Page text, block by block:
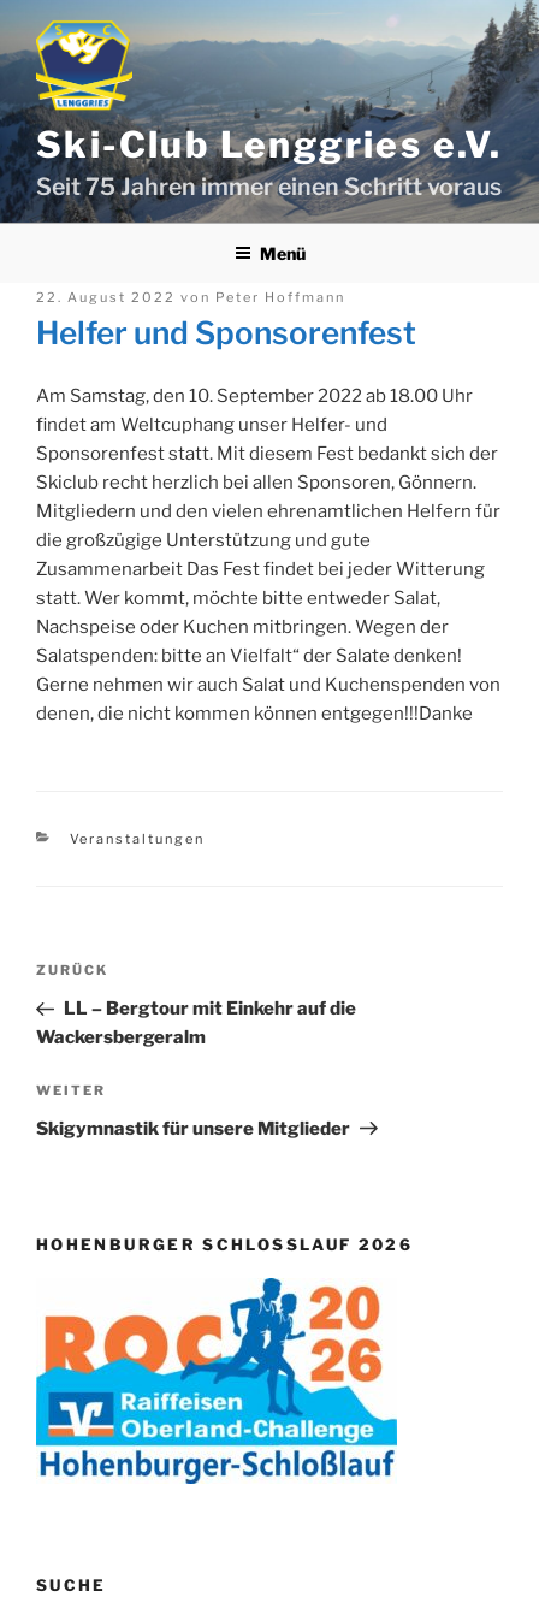
Inhalt
springen
Ski-Club Lenggries e.V.
Seit 75 Jahren immer einen Schritt voraus
Menü
Veröffentlicht
am
22. August 2022 von Peter Hoffmann
Helfer und Sponsorenfest
Am Samstag, den 10. September 2022 ab 18.00 Uhr
findet am Weltcuphang unser Helfer- und
Sponsorenfest statt. Mit diesem Fest bedankt sich der
Skiclub recht herzlich bei allen Sponsoren, Gönnern.
Mitgliedern und den vielen ehrenamtlichen Helfern für
die großzügige Unterstützung und gute
Zusammenarbeit Das Fest findet bei jeder Witterung
statt. Wer kommt, möchte bitte entweder Salat,
Nachspeise oder Kuchen mitbringen. Wegen der
Salatspenden: bitte an Vielfalt“ der Salate denken!
Gerne nehmen wir auch Salat und Kuchenspenden von
denen, die nicht kommen können entgegen!!!Danke
Kategorien
Veranstaltungen
Beitragsnavigation
Vorheriger
Beitrag
ZURÜCK
LL – Bergtour mit Einkehr auf die
Wackersbergeralm
Nächster
Beitrag
WEITER
Skigymnastik für unsere Mitglieder
HOHENBURGER SCHLOSSLAUF 2026
SUCHE